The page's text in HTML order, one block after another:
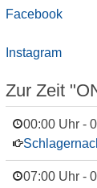
Facebook
Instagram
Zur Zeit
00:00 Uhr -
07:00 Uhr -